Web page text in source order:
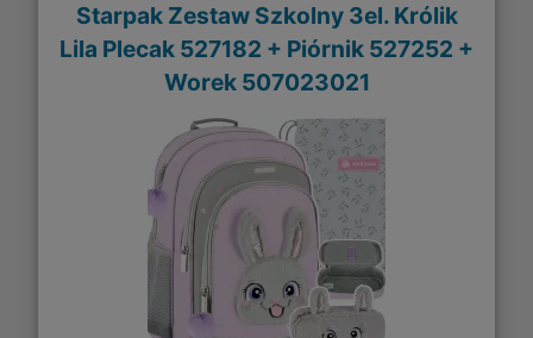
Starpak Zestaw Szkolny 3el. Królik
Lila Plecak 527182 + Piórnik 527252 +
Worek 507023021